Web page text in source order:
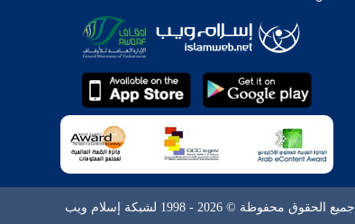
جميع الحقوق محفوظة © 2026 - 1998 لشبكة إسلام ويب